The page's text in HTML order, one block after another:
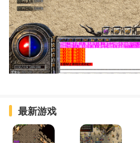
最新游戏